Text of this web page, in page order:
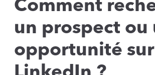
Comment
un prospect ou
opportunité sur